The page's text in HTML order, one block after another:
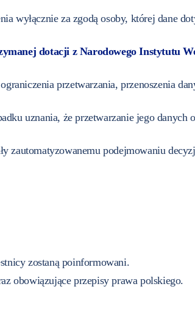
wyłącznie za zgodą osoby, której dane
dotacji z Narodowego Instytutu
przetwarzania, przenoszenia
uznania, że przetwarzanie jego danych
zautomatyzowanemu podejmowaniu
zostaną poinformowani.
obowiązujące przepisy prawa polskiego.